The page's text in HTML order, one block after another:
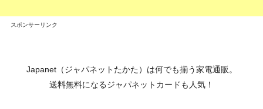
スポンサーリンク
Japanet（ジャパネットたかた）は何でも揃う家電通販。
送料無料になるジャパネットカードも人気！